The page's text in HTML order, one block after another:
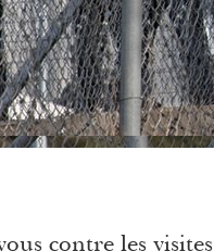
contre les visites